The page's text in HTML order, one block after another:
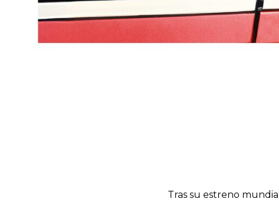
Tras su estreno